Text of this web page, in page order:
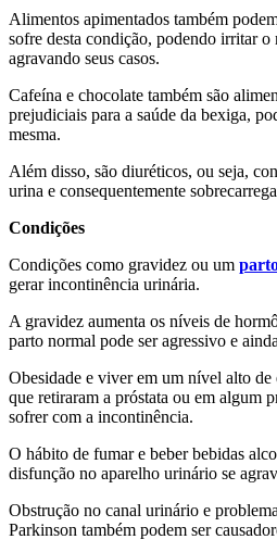
Alimentos apimentados também
sofre desta condição, podendo irritar o
agravando seus casos.
Cafeína e chocolate também são
prejudiciais para a saúde da bexiga,
mesma.
Além disso, são diuréticos, ou seja,
urina e consequentemente
Condições
Condições como gravidez ou um
gerar incontinência urinária.
A gravidez aumenta os níveis de
parto normal pode ser agressivo e
Obesidade e viver em um nível alto de
que retiraram a próstata ou em algum
sofrer com a incontinência.
O hábito de fumare beberbebidas
disfunção no aparelho urinário se
Obstrução no canal urinário e
Parkinson também podem ser